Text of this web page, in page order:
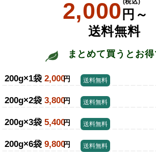
2,000 円～
送料無料
まとめて買うとお得
200g×1袋 2,000円 送料無料
200g×2袋 3,800円 送料無料
200g×3袋 5,400円 送料無料
200g×6袋 9,800円 送料無料